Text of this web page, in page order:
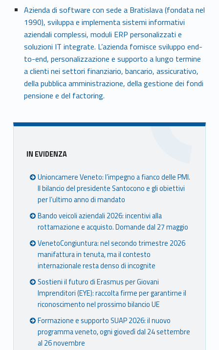
S
c
Azienda di software con sede a Bratislava (fondata nel
1990), sviluppa e implementa sistemi informativi
aziendali complessi, moduli ERP personalizzati e
soluzioni IT integrate. L’azienda fornisce sviluppo end-
to-end, personalizzazione e supporto a lungo termine
a clienti nei settori finanziario, bancario, assicurativo,
della pubblica amministrazione, della gestione dei fondi
pensione e del factoring.
Sidebar
IN EVIDENZA
Unioncamere Veneto: l’impegno a fianco delle PMI.
Il bilancio del presidente Santocono e gli obiettivi
per l’ultimo anno di mandato
Bando veicoli aziendali 2026: incentivi alla
rottamazione e acquisto. Domande dal 27 maggio
VenetoCongiuntura: nel secondo trimestre 2026
manifattura in tenuta, ma il contesto
internazionale resta denso di incognite
Sostieni il futuro di Erasmus per Giovani
Imprenditori (EYE): raccolta firme per garantirne il
riconoscimento nel prossimo bilancio UE
Formazione e supporto SUAP 2026: il nuovo
programma veneto, ogni giovedì dal 24 settembre
al 26 novembre